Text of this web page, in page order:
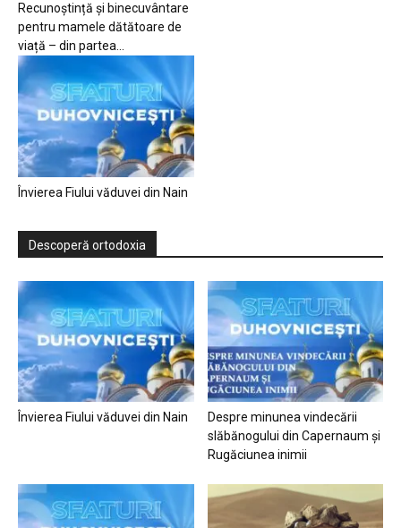
Recunoștință și binecuvântare
pentru mamele dătătoare de
viață – din partea...
Învierea Fiului văduvei din Nain
Descoperă ortodoxia
Învierea Fiului văduvei din Nain
Despre minunea vindecării
slăbănogului din Capernaum și
Rugăciunea inimii